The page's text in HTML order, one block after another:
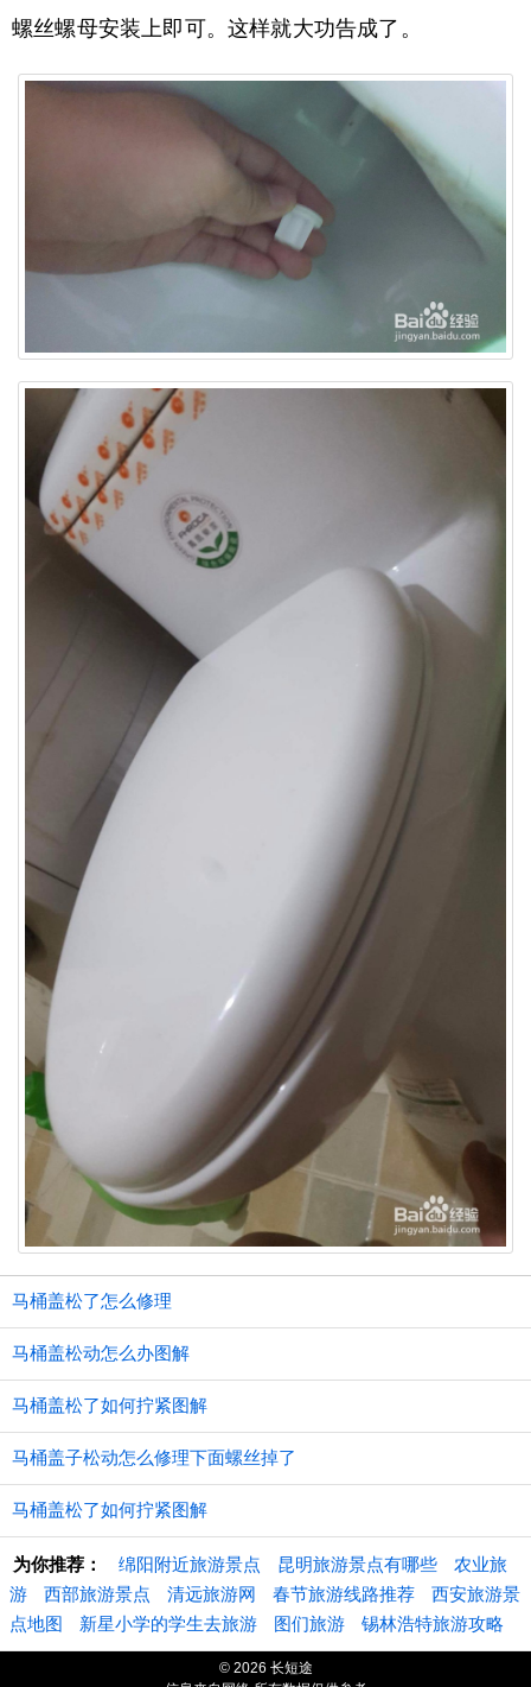
螺丝螺母安装上即可。这样就大功告成了。
马桶盖松了怎么修理
马桶盖松动怎么办图解
马桶盖松了如何拧紧图解
马桶盖子松动怎么修理下面螺丝掉了
马桶盖松了如何拧紧图解
为你推荐： 绵阳附近旅游景点 昆明旅游景点有哪些
农业旅
游
西部旅游景点 清远旅游网 春节旅游线路推荐
西安旅游景
点地图
新星小学的学生去旅游 图们旅游 锡林浩特旅游攻略
© 2026 长短途